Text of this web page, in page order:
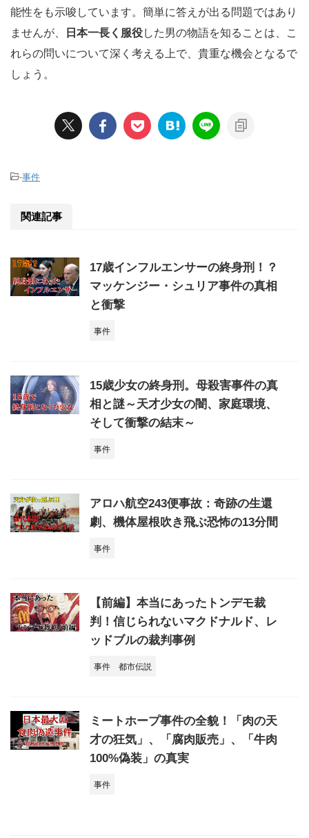
能性をも示唆しています。簡単に答えが出る問題ではあり
ませんが、 日本一長く服役した男の物語を知ることは、こ
れらの問いについて深く考える上で、貴重な機会となるで
しょう。
-事件
関連記事
17歳インフルエンサーの終身刑！？
マッケンジー・シュリア事件の真相
と衝撃
事件
15歳少女の終身刑。母殺害事件の真
相と謎～天才少女の闇、家庭環境、
そして衝撃の結末～
事件
アロハ航空243便事故：奇跡の生還
劇、機体屋根吹き飛ぶ恐怖の13分間
事件
【前編】本当にあったトンデモ裁
判！信じられないマクドナルド、レ
ッドブルの裁判事例
事件 都市伝説
ミートホープ事件の全貌！「肉の天
才の狂気」、「腐肉販売」、「牛肉
100%偽装」の真実
事件